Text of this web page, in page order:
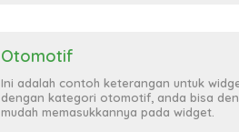
Otomotif
Ini adalah contoh keterangan untuk
dengan kategori otomotif, anda bisa
mudah memasukkannya pada widget.